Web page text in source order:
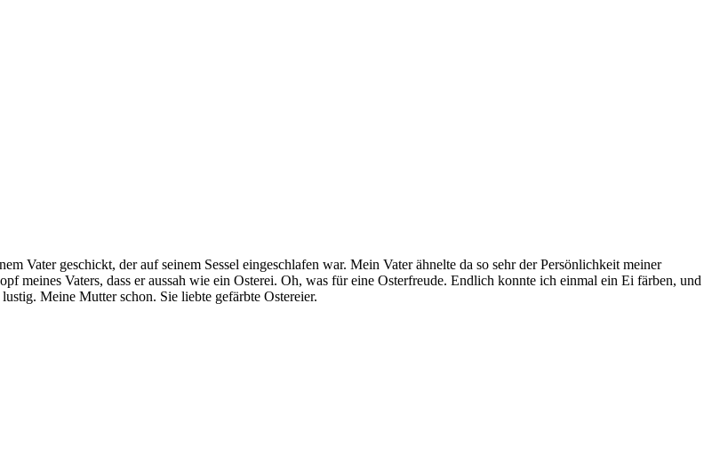
Vater geschickt, der auf seinem Sessel eingeschlafen war. Mein Vater ähnelte da so sehr der Persönlichkeit meiner
meines Vaters, dass er aussah wie ein Osterei. Oh, was für eine Osterfreude. Endlich konnte ich einmal ein Ei färben, und
Meine Mutter schon. Sie liebte gefärbte Ostereier.